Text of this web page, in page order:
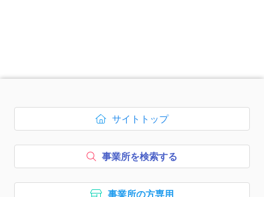
次のコンテンツはページのフ
ボタン1、
サイトトップ
を開く
ボタン2、
事業所を検索する
事業所の方専用